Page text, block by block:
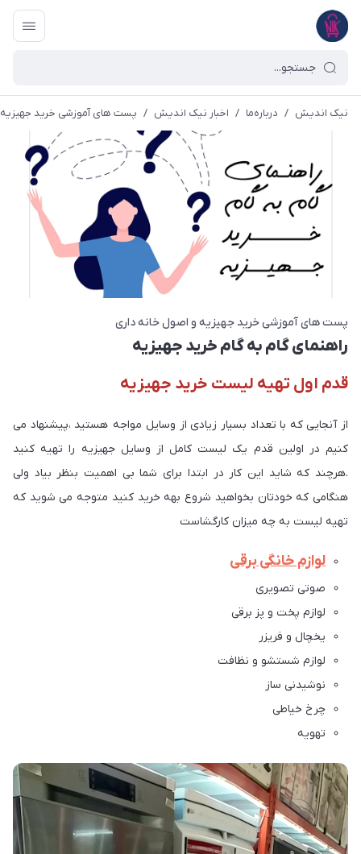
نیک اندیش / درباره‌ما / اخبار نیک اندیش / پست های آموزشی خرید
پست های آموزشی خرید جهیزیه و اصول خانه داری
راهنمای گام به گام خرید جهیزیه
قدم اول تهیه لیست خرید جهیزیه
از آنجایی که با تعداد بسیار زیادی از وسایل مواجه هستید ،پیشنهاد می
کنیم در اولین قدم یک لیست کامل از وسایل جهیزیه را تهیه کنید
.هرچند که شاید این کار در ابتدا برای شما بی اهمیت بنظر بیاد ولی
هنگامی که خودتان بخواهید شروع بهه خرید کنید متوجه می شوید که
تهیه لیست به چه میزان کارگشاست
لوازم خانگی برقی
صوتی تصویری
لوازم پخت و پز برقی
یخچال و فریزر
لوازم شستشو و نظافت
نوشیدنی ساز
چرخ خیاطی
تهویه